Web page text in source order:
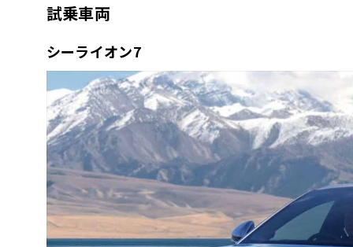
試乗車両
シーライオン7